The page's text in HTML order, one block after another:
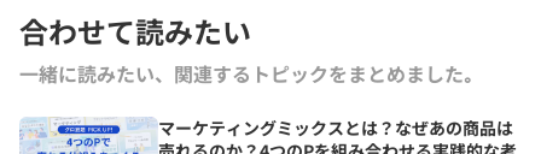
合わせて読みたい
一緒に読みたい、関連するトピックをまとめました｡
マーケティングミックスとは？なぜあの商品は